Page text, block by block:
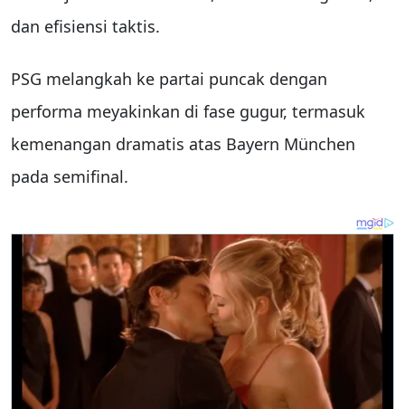
dan efisiensi taktis.
PSG melangkah ke partai puncak dengan
performa meyakinkan di fase gugur, termasuk
kemenangan dramatis atas Bayern München
pada semifinal.